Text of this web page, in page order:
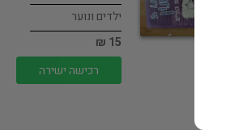
ילדים ונוער
15 ₪
רכישה ישירה